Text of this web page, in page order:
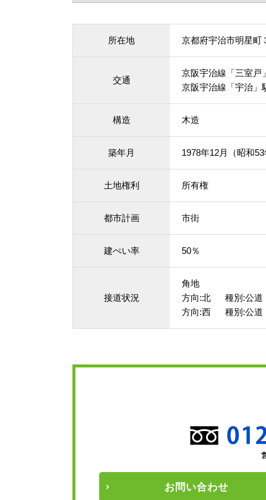
所在地 京都府宇治市明星町
交通
京阪宇治線「三室戸
京阪宇治線「宇治」
構造 木造
築年月 1978年12月（昭和
土地権利 所有権
都市計画 市街
建ぺい率 50％
接道状況
角地
方向:北 種別:公
方向:西 種別:公
お問い合わせ